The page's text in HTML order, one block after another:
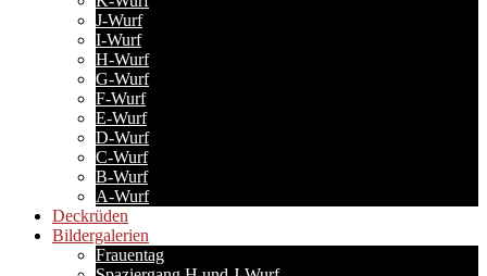
J-Wurf
I-Wurf
H-Wurf
G-Wurf
F-Wurf
E-Wurf
D-Wurf
C-Wurf
B-Wurf
A-Wurf
Deckrüden
Bildergalerien
Frauentag